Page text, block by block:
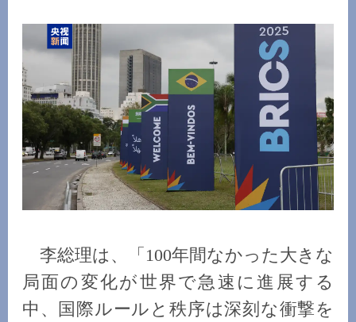
李総理は、「100年間なかった大きな
局面の変化が世界で急速に進展する
中、国際ルールと秩序は深刻な衝撃を